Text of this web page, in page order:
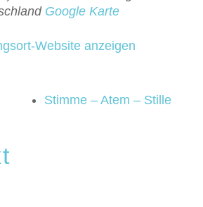
Google Karte
Website anzeigen
Stimme – Atem – Stille